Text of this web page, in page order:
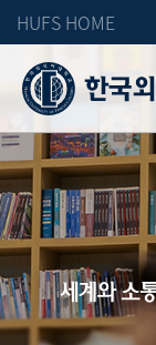
HUFS HOME
세계와 소